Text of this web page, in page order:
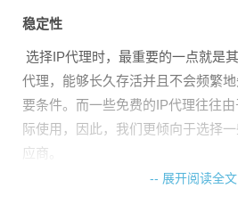
稳定性
选择IP代理时，最重要的一点就是
代理，能够长久存活并且不会频繁
要条件。而一些免费的IP代理往往
际使用，因此，我们更倾向于选择
应商。
-- 展开阅读全